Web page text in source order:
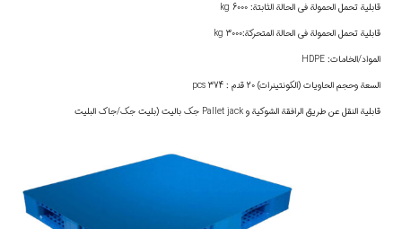
قابلية تحمل الحمولة في الحالة الثابتة: 6000 kg
قابلية تحمل الحمولة في الحالة المتحركة:3000 kg
المواد/الخامات: HDPE
السعة وحجم الحاويات (الكونتينرات) 20 قدم : 374 pcs
قابلية النقل عن طريق الرافقة الشوكية و Pallet jack جك باليت (بليت جك/جاك البليت